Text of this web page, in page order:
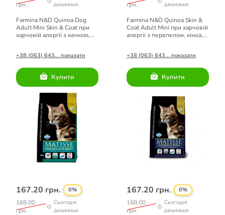
грн.
дешевше
Farmina N&D Quinoa Dog
Adult Mini Skin & Coat при
харчовій алергії з качкою,
+38 (063) 643... показати
Купити
грн.
дешевше
Farmina N&D Quinoa Skin &
Coat Adult Mini при харчовій
алергії з перепелом, кіноа,
+38 (063) 643... показати
Купити
167.20 грн. 0%
168.00
грн.
Сьогодні
дешевше
167.20 грн. 0%
168.00
грн.
Сьогодні
дешевше